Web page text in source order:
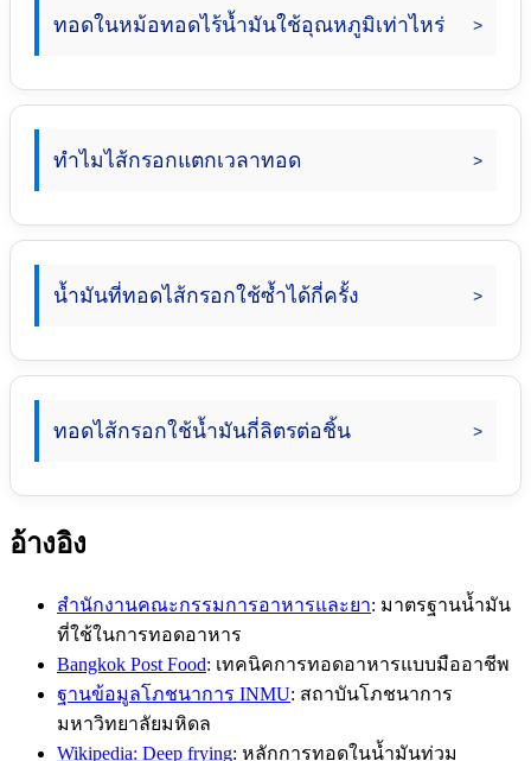
ทอดในหม้อทอดไร้น้ำมันใช้อุณหภูมิเท่าไหร่
ทำไมไส้กรอกแตกเวลาทอด
น้ำมันที่ทอดไส้กรอกใช้ซ้ำได้กี่ครั้ง
ทอดไส้กรอกใช้น้ำมันกี่ลิตรต่อชิ้น
อ้างอิง
สำนักงานคณะกรรมการอาหารและยา: มาตรฐานน้ำมัน
ที่ใช้ในการทอดอาหาร
Bangkok Post Food: เทคนิคการทอดอาหารแบบมืออาชีพ
ฐานข้อมูลโภชนาการ INMU: สถาบันโภชนาการ
มหาวิทยาลัยมหิดล
Wikipedia: Deep frying: หลักการทอดในน้ำมันท่วม